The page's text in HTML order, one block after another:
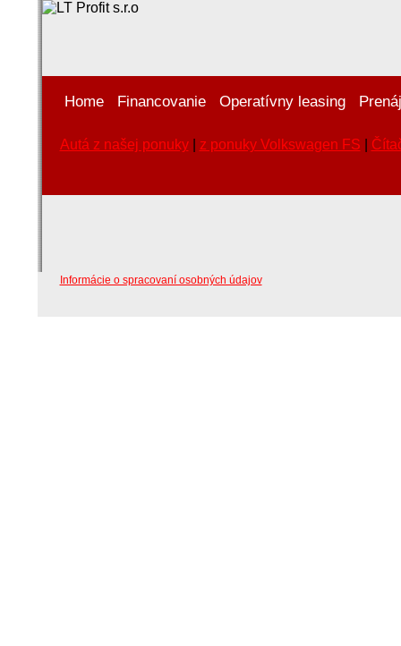
Home Financovanie Operatívny leasing
Autá z našej ponuky| z ponuky Volkswagen FS
Informácie o spracovaní osobných údajov